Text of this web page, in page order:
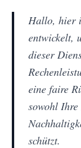
Hallo, hier
entwickelt,
dieser
eine faire
sowohl
schützt.